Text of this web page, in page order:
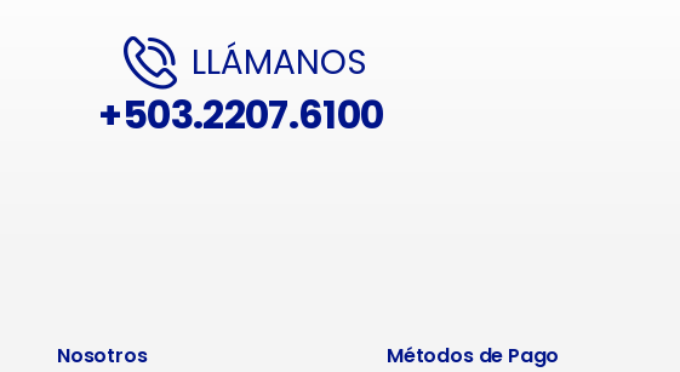
LLÁMANOS
+503.2207.6100
Nosotros Métodos de Pago